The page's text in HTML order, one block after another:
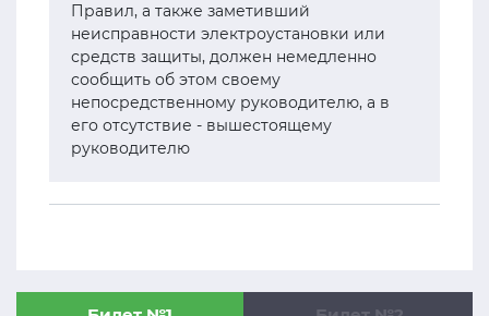
Правил, а также заметивший
неисправности электроустановки или
средств защиты, должен немедленно
сообщить об этом своему
непосредственному руководителю, а в
его отсутствие - вышестоящему
руководителю